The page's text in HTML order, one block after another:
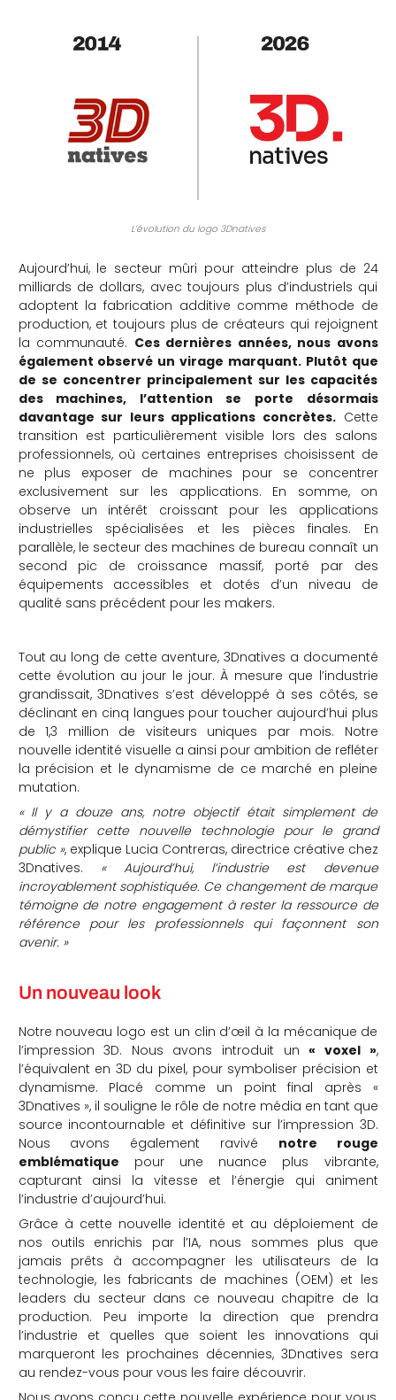
L’évolution du logo 3Dnatives
Aujourd’hui, le secteur mûri pour atteindre plus de 24
milliards de dollars, avec toujours plus d’industriels qui
adoptent la fabrication additive comme méthode de
production, et toujours plus de créateurs qui rejoignent
la communauté. Ces dernières années, nous avons
également observé un virage marquant. Plutôt que
de se concentrer principalement sur les capacités
des machines, l’attention se porte désormais
davantage sur leurs applications concrètes.Cette
transition est particulièrement visible lors des salons
professionnels, où certaines entreprises choisissent de
ne plus exposer de machines pour se concentrer
exclusivement sur les applications. En somme, on
observe un intérêt croissant pour les applications
industrielles spécialisées et les pièces finales. En
parallèle, le secteur des machines de bureau connaît un
second pic de croissance massif, porté par des
équipements accessibles et dotés d’un niveau de
qualité sans précédent pour les makers.
Tout au long de cette aventure, 3Dnatives a documenté
cette évolution au jour le jour. À mesure que l’industrie
grandissait, 3Dnatives s’est développé à ses côtés, se
déclinant en cinq langues pour toucher aujourd’hui plus
de 1,3 million de visiteurs uniques par mois. Notre
nouvelle identité visuelle a ainsi pour ambition de refléter
la précision et le dynamisme de ce marché en pleine
mutation.
« Il y a douze ans, notre objectif était simplement de
démystifier cette nouvelle technologie pour le grand
public », explique Lucia Contreras, directrice créative chez
3Dnatives. « Aujourd’hui, l’industrie est devenue
incroyablement sophistiquée. Ce changement de marque
témoigne de notre engagement à rester la ressource de
référence pour les professionnels qui façonnent son
avenir. »
Un nouveau look
Notre nouveau logo est un clin d’œil à la mécanique de
l’impression 3D. Nous avons introduit un« voxel »,
l’équivalent en 3D du pixel, pour symboliser précision et
dynamisme. Placé comme un point final après «
3Dnatives », il souligne le rôle de notre média en tant que
source incontournable et définitive sur l’impression 3D.
Nous avons également ravivé notre rouge
emblématique pour une nuance plus vibrante,
capturant ainsi la vitesse et l’énergie qui animent
l’industrie d’aujourd’hui.
Grâce à cette nouvelle identité et au déploiement de
nos outils enrichis par l’IA, nous sommes plus que
jamais prêts à accompagner les utilisateurs de la
technologie, les fabricants de machines (OEM) et les
leaders du secteur dans ce nouveau chapitre de la
production. Peu importe la direction que prendra
l’industrie et quelles que soient les innovations qui
marqueront les prochaines décennies, 3Dnatives sera
au rendez-vous pour vous les faire découvrir.